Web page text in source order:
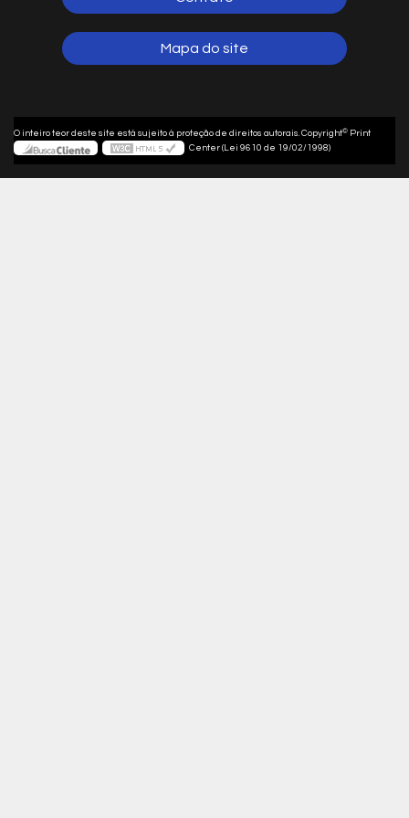
Mapa do site
O inteiro teor deste site está sujeito à proteção de direitos autorais. Copyright© Print
Center (Lei 9610 de 19/02/1998)